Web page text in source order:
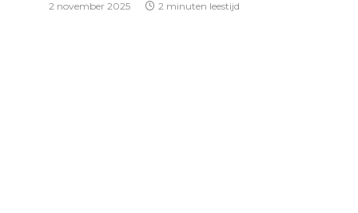
2 november 2025 2 minuten leestijd